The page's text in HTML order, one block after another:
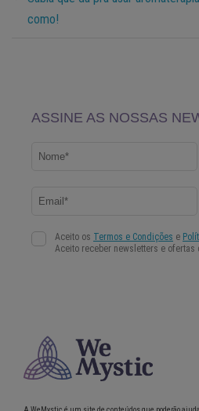
como!